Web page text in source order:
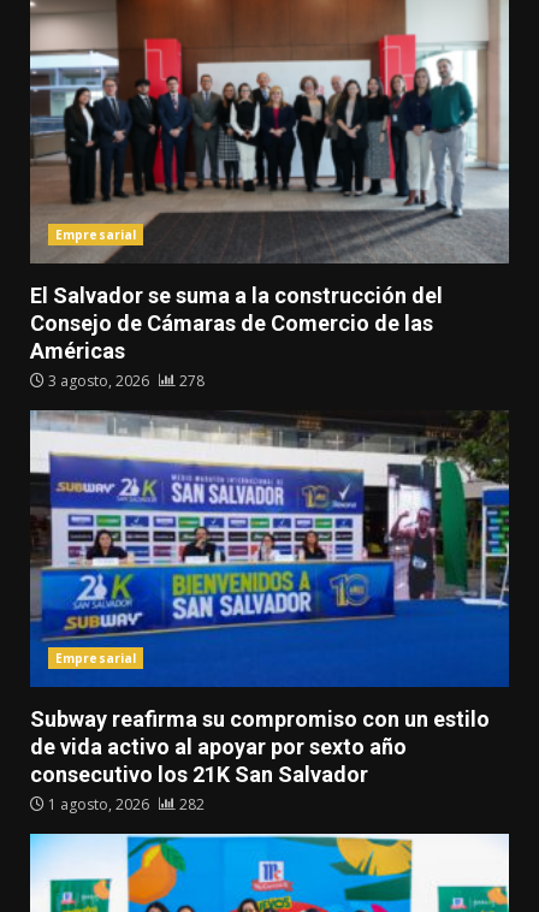
Empresarial
El Salvador se suma a la construcción del
Consejo de Cámaras de Comercio de las
Américas
3 agosto, 2026 278
Empresarial
Subway reafirma su compromiso con un estilo
de vida activo al apoyar por sexto año
consecutivo los 21K San Salvador
1 agosto, 2026 282